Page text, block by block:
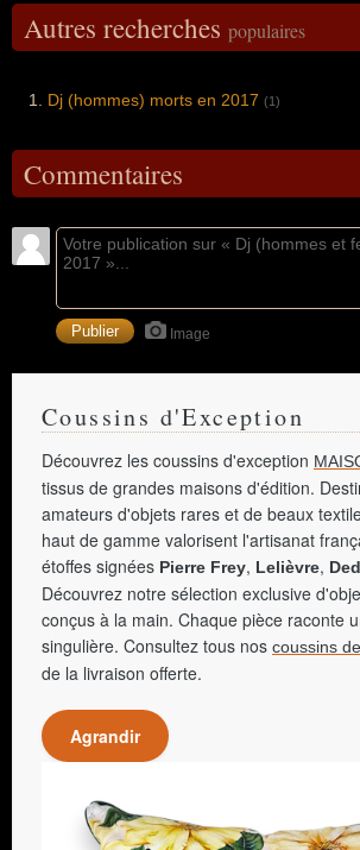
Autres recherches populaires
Dj (hommes) morts en 2017 (1)
Commentaires
Image
Coussins d'Exception
Découvrez les coussins d'exception
tissus de grandes maisons d'édition.
amateurs d'objets rares et de beaux
haut de gamme valorisent l'artisanat
étoffes signées Pierre Frey, Lelièvre,
Découvrez notre sélection exclusive
conçus à la main. Chaque pièce raconte
singulière. Consultez tous nos coussins
de la livraison offerte.
Agrandir